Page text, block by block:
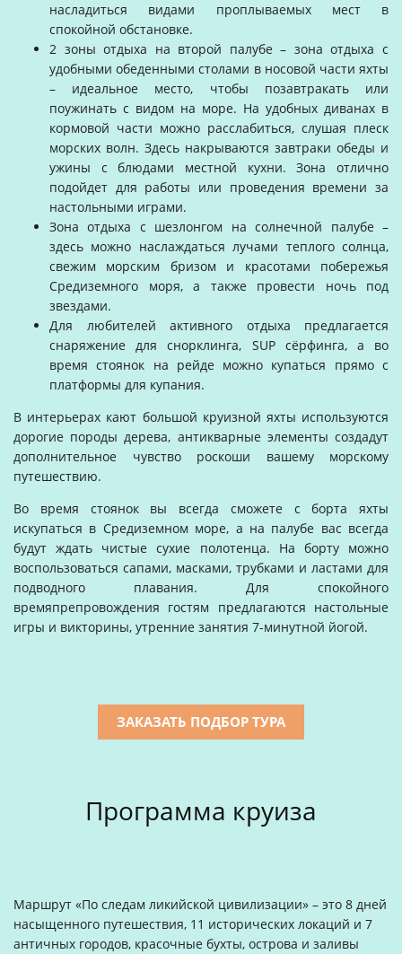
насладиться видами проплываемых мест в
спокойной обстановке.
2 зоны отдыха на второй палубе – зона отдыха с
удобными обеденными столами в носовой части яхты
– идеальное место, чтобы позавтракать или
поужинать с видом на море. На удобных диванах в
кормовой части можно расслабиться, слушая плеск
морских волн. Здесь накрываются завтраки обеды и
ужины с блюдами местной кухни. Зона отлично
подойдет для работы или проведения времени за
настольными играми.
Зона отдыха с шезлонгом на солнечной палубе –
здесь можно наслаждаться лучами теплого солнца,
свежим морским бризом и красотами побережья
Средиземного моря, а также провести ночь под
звездами.
Для любителей активного отдыха предлагается
снаряжение для снорклинга, SUP сёрфинга, а во
время стоянок на рейде можно купаться прямо с
платформы для купания.
В интерьерах кают большой круизной яхты используются
дорогие породы дерева, антикварные элементы создадут
дополнительное чувство роскоши вашему морскому
путешествию.
Во время стоянок вы всегда сможете с борта яхты
искупаться в Средиземном море, а на палубе вас всегда
будут ждать чистые сухие полотенца. На борту можно
воспользоваться сапами, масками, трубками и ластами для
подводного плавания. Для спокойного
времяпрепровождения гостям предлагаются настольные
игры и викторины, утренние занятия 7-минутной йогой.
ЗАКАЗАТЬ ПОДБОР ТУРА
Программа круиза
Маршрут «По следам ликийской цивилизации» – это 8 дней
насыщенного путешествия, 11 исторических локаций и 7
античных городов, красочные бухты, острова и заливы